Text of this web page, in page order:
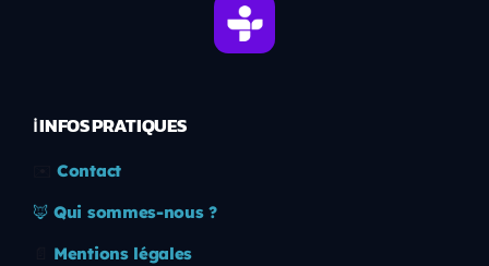
ℹ️ INFOS PRATIQUES
Contact
🦊 Qui sommes-nous ?
Mentions légales